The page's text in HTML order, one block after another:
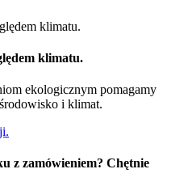
klimatu.
ekologicznym pomagamy
i klimat.
z zamówieniem? Chętnie